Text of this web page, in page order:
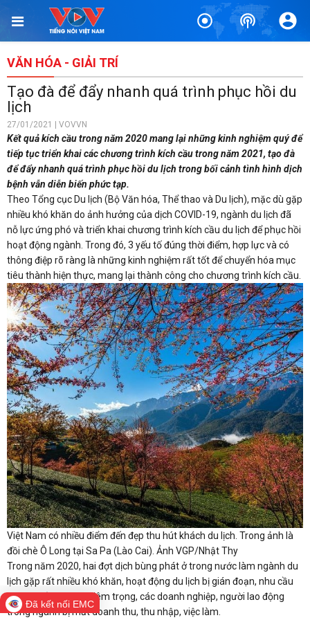
VĂN HÓA - GIẢI TRÍ
Tạo đà để đẩy nhanh quá trình phục hồi du
lịch
27/01/2021 | VOVVN
Kết quả kích cầu trong năm 2020 mang lại những kinh nghiệm quý để
tiếp tục triển khai các chương trình kích cầu trong năm 2021, tạo đà
để đẩy nhanh quá trình phục hồi du lịch trong bối cảnh tình hình dịch
bệnh vẫn diễn biến phức tạp.
Theo Tổng cục Du lịch (Bộ Văn hóa, Thể thao và Du lịch), mặc dù gặp
nhiều khó khăn do ảnh hưởng của dịch COVID-19, ngành du lịch đã
nỗ lực ứng phó và triển khai chương trình kích cầu du lịch để phục hồi
hoạt động ngành. Trong đó, 3 yếu tố đúng thời điểm, hợp lực và có
thông điệp rõ ràng là những kinh nghiệm rất tốt để chuyển hóa mục
tiêu thành hiện thực, mang lại thành công cho chương trình kích cầu.
Việt Nam có nhiều điểm đến đẹp thu hút khách du lịch. Trong ảnh là
đồi chè Ô Long tại Sa Pa (Lào Cai). Ảnh VGP/Nhật Thy
Trong năm 2020, hai đợt dịch bùng phát ở trong nước làm ngành du
lịch gặp rất nhiều khó khăn, hoạt động du lịch bị gián đoạn, nhu cầu
du lịch giảm sút nghiêm trọng, các doanh nghiệp, người lao động
trong ngành bị mất doanh thu, thu nhập, việc làm.
Đã kết nối EMC